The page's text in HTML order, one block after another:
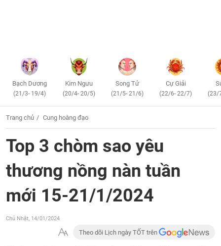
Bạch Dương
(21/3- 19/4)
Kim Ngưu
(20/4- 20/5)
Song Tử
(21/5- 21/6)
Cự Giải
(22/6- 22/7) (23/
Trang chủ Cung hoàng đạo
Top 3 chòm sao yêu
thương nồng nàn tuần
mới 15-21/1/2024
Chủ Nhật, 14/01/2024
Theo dõi Lịch ngày TỐT trên